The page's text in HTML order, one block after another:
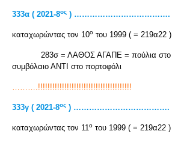
333α ( 2021-8ος ) ……………………………….
καταχωρώντας τον 10ο του 1999 ( = 219α22 )
283σ = ΛΑΘΟΣ ΑΓΑΠΕ = πούλια στο
συμβόλαιο ΑΝΤΙ στο πορτοφόλι
……….!!!!!!!!!!!!!!!!!!!!!!!!!!!!!!!!!!!!!!!
333γ ( 2021-8ος ) ……………………………….
καταχωρώντας τον 11ο του 1999 ( = 219α22 )